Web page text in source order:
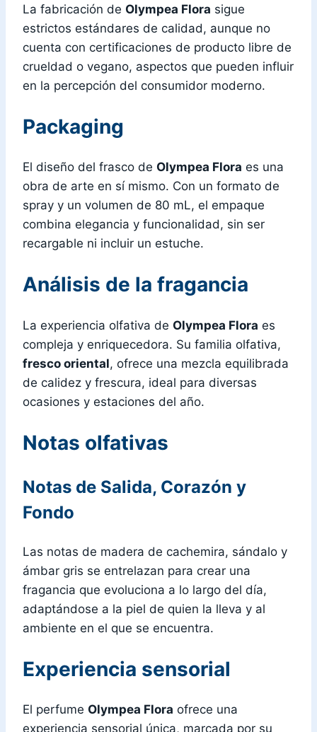
La fabricación de Olympea Flora sigue
estrictos estándares de calidad, aunque no
cuenta con certificaciones de producto libre de
crueldad o vegano, aspectos que pueden influir
en la percepción del consumidor moderno.
Packaging
El diseño del frasco de Olympea Flora es una
obra de arte en sí mismo. Con un formato de
spray y un volumen de 80 mL, el empaque
combina elegancia y funcionalidad, sin ser
recargable ni incluir un estuche.
Análisis de la fragancia
La experiencia olfativa de Olympea Flora es
compleja y enriquecedora. Su familia olfativa,
fresco oriental, ofrece una mezcla equilibrada
de calidez y frescura, ideal para diversas
ocasiones y estaciones del año.
Notas olfativas
Notas de Salida, Corazón y
Fondo
Las notas de madera de cachemira, sándalo y
ámbar gris se entrelazan para crear una
fragancia que evoluciona a lo largo del día,
adaptándose a la piel de quien la lleva y al
ambiente en el que se encuentra.
Experiencia sensorial
El perfume Olympea Flora ofrece una
experiencia sensorial única, marcada por su